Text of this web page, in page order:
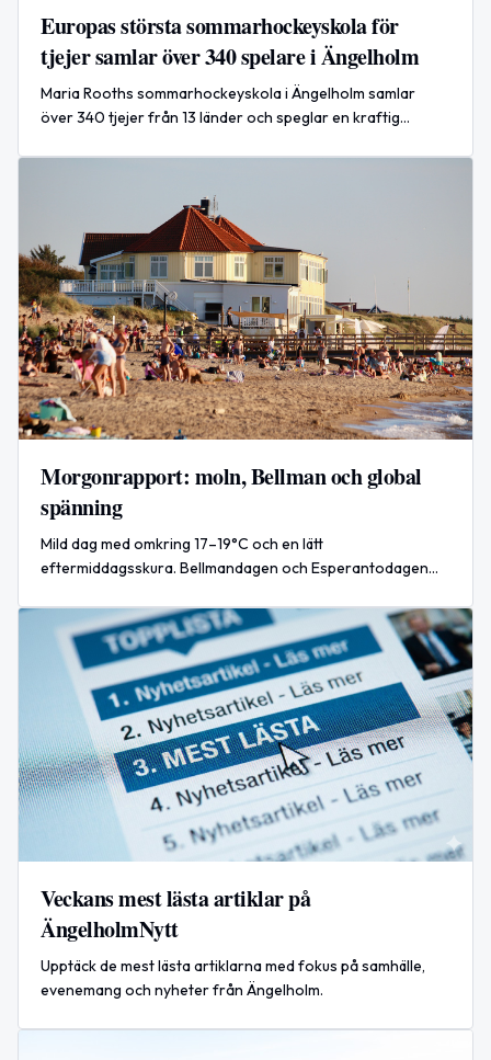
Europas största sommarhockeyskola för
tjejer samlar över 340 spelare i Ängelholm
Maria Rooths sommarhockeyskola i Ängelholm samlar
över 340 tjejer från 13 länder och speglar en kraftig
Morgonrapport: moln, Bellman och global
spänning
Mild dag med omkring 17–19°C och en lätt
eftermiddagsskura. Bellmandagen och Esperantodagen
ökar vid Iran enligt rapporter.
Veckans mest lästa artiklar på
ÄngelholmNytt
Upptäck de mest lästa artiklarna med fokus på samhälle,
evenemang och nyheter från Ängelholm.